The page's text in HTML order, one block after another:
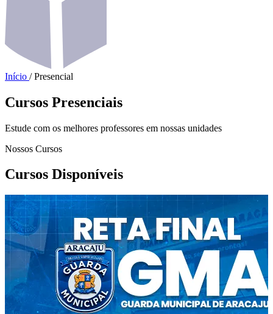
Início / Presencial
Cursos Presenciais
Estude com os melhores professores em nossas unidades
Nossos Cursos
Cursos Disponíveis